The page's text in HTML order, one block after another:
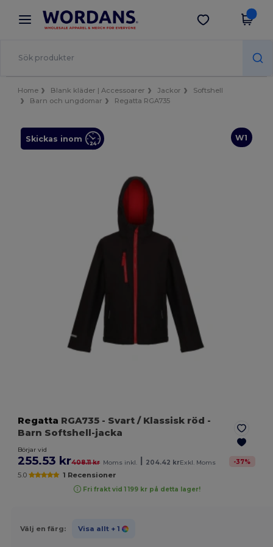
× Wordans-app
Bättre priser i appen!
Hämta app
Home Blank kläder | Accessoarer Jackor
Softshell
Barn och ungdomar
Regatta RGA735
W1
Skickas inom
Regatta RGA735 - Svart / Klassisk röd -
Barn Softshell-jacka
Börjar vid
255.53 kr408.11 kr Moms inkl. 204.42 krExkl. Moms -37%
5.0 1 Recensioner
Fri frakt vid 1 199 kr på detta lager!
Välj en färg: Visa allt + 1